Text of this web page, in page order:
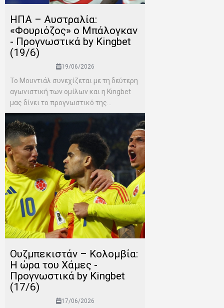
ΗΠΑ – Αυστραλία:
«Φουριόζος» ο Μπάλογκαν
- Προγνωστικά by Kingbet
(19/6)
19/06/2026
Το Μουντιάλ συνεχίζεται με τη δεύτερη
αγωνιστική των ομίλων και η Kingbet
μας δίνει το προγνωστικό της...
Ουζμπεκιστάν – Κολομβία:
Η ώρα του Χάμες -
Προγνωστικά by Kingbet
(17/6)
17/06/2026